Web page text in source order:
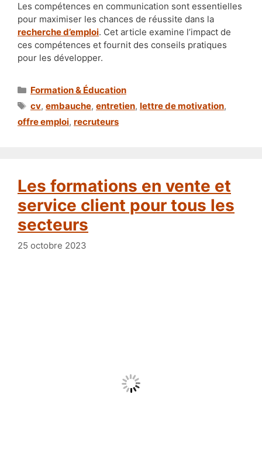
Les compétences en communication sont essentielles
pour maximiser les chances de réussite dans la
recherche d’emploi. Cet article examine l’impact de
ces compétences et fournit des conseils pratiques
pour les développer.
Catégories
Formation & Éducation
Étiquettes
cv, embauche, entretien, lettre de motivation,
offre emploi, recruteurs
Les formations en vente et
service client pour tous les
secteurs
25 octobre 2023